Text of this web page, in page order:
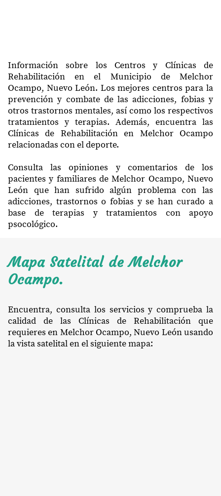
Información sobre los Centros y Clínicas de
Rehabilitación en el Municipio de Melchor
Ocampo, Nuevo León. Los mejores centros para la
prevención y combate de las adicciones, fobias y
otros trastornos mentales, así como los respectivos
tratamientos y terapias. Además, encuentra las
Clínicas de Rehabilitación en Melchor Ocampo
relacionadas con el deporte.
Consulta las opiniones y comentarios de los
pacientes y familiares de Melchor Ocampo, Nuevo
León que han sufrido algún problema con las
adicciones, trastornos o fobias y se han curado a
base de terapias y tratamientos con apoyo
psocológico.
Mapa Satelital de Melchor
Ocampo.
Encuentra, consulta los servicios y comprueba la
calidad de las Clínicas de Rehabilitación que
requieres en Melchor Ocampo, Nuevo León usando
la vista satelital en el siguiente mapa: